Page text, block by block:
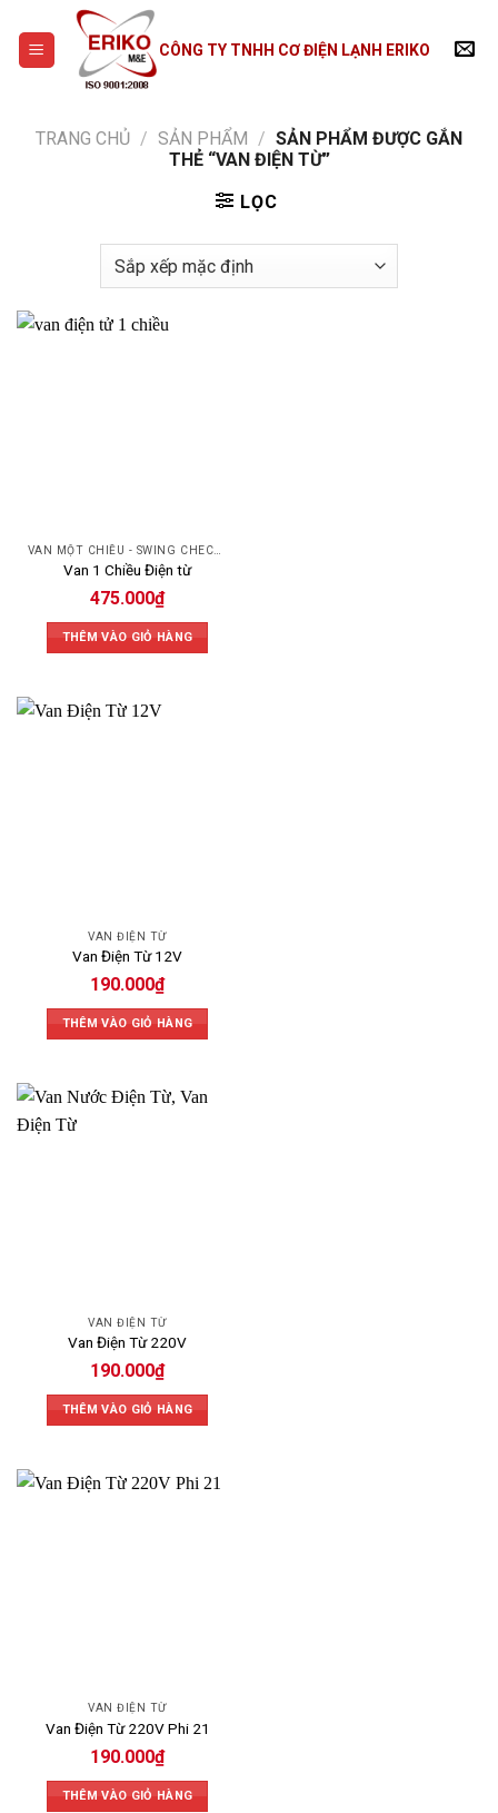
content
CÔNG TY TNHH CƠ ĐIỆN LẠNH ERIKO
TRANG CHỦ / SẢN PHẨM / SẢN PHẨM ĐƯỢC GẮN
THẺ “VAN ĐIỆN TỪ”
LỌC
Van 1 Chiều Điện từ
475.000₫
THÊM VÀO GIỎ HÀNG
VAN ĐIỆN TỪ
Van Điện Từ 12V
190.000₫
THÊM VÀO GIỎ HÀNG
VAN ĐIỆN TỪ
Van Điện Từ 220V
190.000₫
THÊM VÀO GIỎ HÀNG
VAN ĐIỆN TỪ
Van Điện Từ 220V Phi 21
190.000₫
THÊM VÀO GIỎ HÀNG